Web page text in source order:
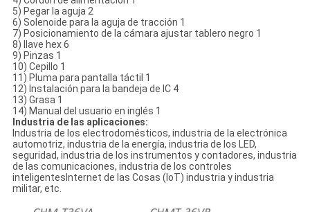
5) Pegar la aguja 2
6) Solenoide para la aguja de tracción 1
7) Posicionamiento de la cámara ajustar tablero negro 1
8) llave hex 6
9) Pinzas 1
10) Cepillo 1
11) Pluma para pantalla táctil 1
12) Instalación para la bandeja de IC 4
13) Grasa 1
14) Manual del usuario en inglés 1
Industria de las aplicaciones:
Industria de los electrodomésticos, industria de la electrónica
automotriz, industria de la energía, industria de los LED,
seguridad, industria de los instrumentos y contadores, industria
de las comunicaciones, industria de los controles
inteligentesInternet de las Cosas (IoT) industria y industria
militar, etc.